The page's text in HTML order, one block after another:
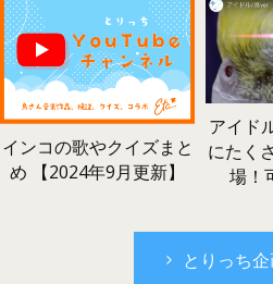
インコの歌やクイズまと
め 【2024年9月更新】
アイド
にたく
場！
とりっち